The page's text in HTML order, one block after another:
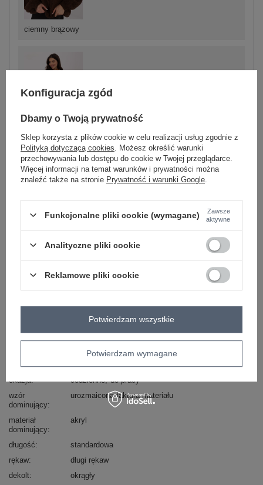
ciemny brązowy
jasny beżowy
One size
Zobacz wszystkie kolory (+2)
ZALOGUJ SIĘ I ZOBACZ CENĘ
Masz pytanie? Chętnie pomożemy.
Zadzwoń+48 601 547 740 Zadaj pytanie
Kod produktu
MI-SW-1610.18
ITALY MODA
casual
okazja
codzienne do pracy
wzór
dominujący
urozmaicona faktura materiału
materiał
dominujący
akryl
długość
standardowa
rękaw
długi rękaw
dekolt
okrągły
Konfiguracja zgód
Dbamy o Twoją prywatność
Sklep korzysta z plików cookie w celu realizacji usług zgodnie z
Polityką dotyczącą cookies . Możesz określić warunki
przechowywania lub dostępu do cookie w Twojej przeglądarce.
Więcej informacji na temat warunków i prywatności można
znaleźć także na stronie Prywatność i warunki Google
Funkcjonalne pliki cookie (wymagane)
Zawsze
aktywne
Analityczne pliki cookie
Reklamowe pliki cookie
Potwierdzam wymagane
Potwierdzam wszystkie